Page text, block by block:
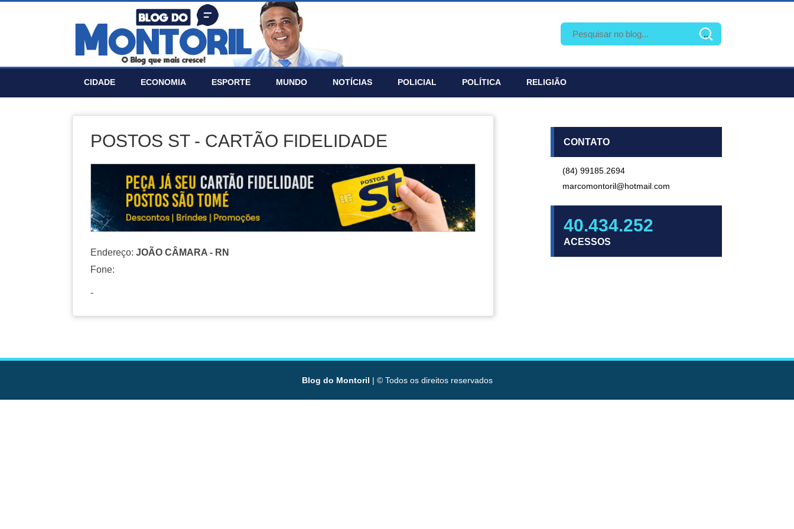
CIDADE ECONOMIA ESPORTE MUNDO NOTÍ­CIAS POLICIAL POLÍTICA RELIGIÃO
POSTOS ST - CARTÃO FIDELIDADE
Endereço: JOÃO CÂMARA - RN
Fone:
-
CONTATO
(84) 99185.2694
marcomontoril@hotmail.com
40.434.252
ACESSOS
Blog do Montoril | © Todos os direitos reservados